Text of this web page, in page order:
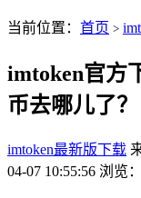
当前位置： 首页 >
imtoken官方
币去哪儿了？
imtoken最新版下载
04-07 10:55:56 浏览